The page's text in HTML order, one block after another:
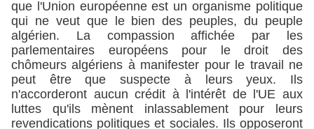
que l'Union européenne est un organisme politique
qui ne veut que le bien des peuples, du peuple
algérien. La compassion affichée par les
parlementaires européens pour le droit des
chômeurs algériens à manifester pour le travail ne
peut être que suspecte à leurs yeux. Ils
n'accorderont aucun crédit à l'intérêt de l'UE aux
luttes qu'ils mènent inlassablement pour leurs
revendications politiques et sociales. Ils opposeront